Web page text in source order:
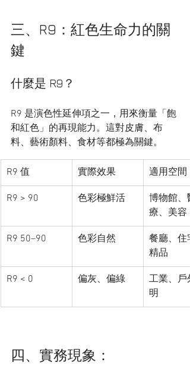
三、R9：紅色生命力的關
鍵
什麼是 R9？
R9 是演色性延伸項之一，用來衡量「飽
和紅色」的再現能力。這對皮膚、布
料、藝術顏料、食材等都極為關鍵。
R9 值 實際效果 適用空間
R9 > 90 色彩極鮮活
博物館、醫
療、美容
R9 50–90 色彩自然
餐廳、住
精品
R9 < 0 偏灰、偏綠
工業、戶
明
四、實務現象：